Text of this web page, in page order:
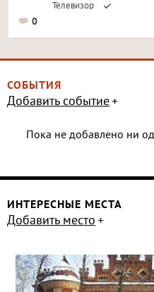
Телевизор
0
СОБЫТИЯ
Добавить событие
Пока не добавлено ни
ИНТЕРЕСНЫЕ МЕСТА
Добавить место